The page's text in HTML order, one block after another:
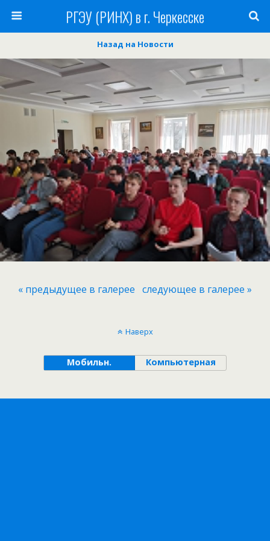
РГЭУ (РИНХ) в г. Черкесске
Назад на Новости
« предыдущее в галерее следующее в галерее »
Наверх
Мобильн. Компьютерная